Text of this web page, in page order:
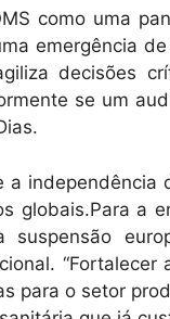
como uma
emergência
decisões
se um
a
globais.Para a
suspensão
para o setor